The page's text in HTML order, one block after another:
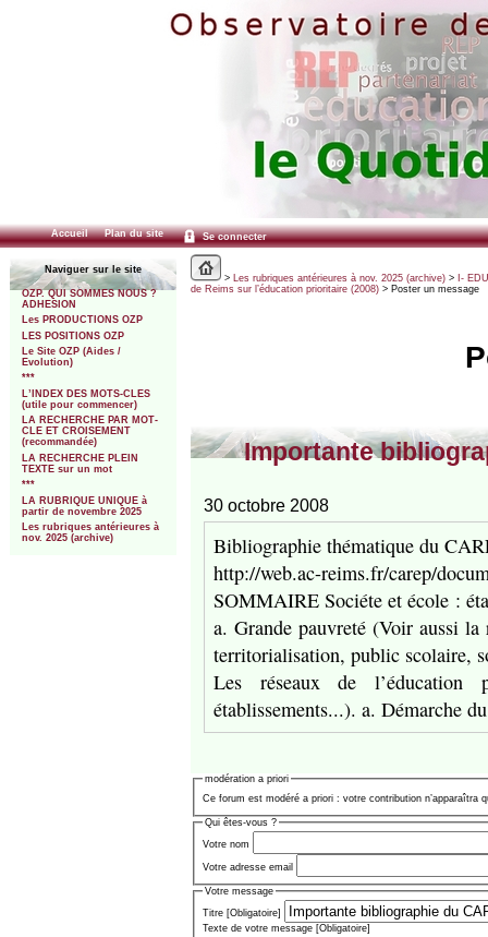
Accueil Plan du site Se connecter
Naviguer sur le site
OZP. QUI SOMMES NOUS ?
ADHESION
Les PRODUCTIONS OZP
LES POSITIONS OZP
Le Site OZP (Aides /
Evolution)
***
L’INDEX DES MOTS-CLES
(utile pour commencer)
LA RECHERCHE PAR MOT-
CLE ET CROISEMENT
(recommandée)
LA RECHERCHE PLEIN
TEXTE sur un mot
***
LA RUBRIQUE UNIQUE à
partir de novembre 2025
Les rubriques antérieures à
nov. 2025 (archive)
> Les rubriques antérieures à nov. 2025 (archive)> I-
de Reims sur l’éducation prioritaire (2008)> Poster un message
Importante
30 octobre 2008
Bibliographie thématique du
http://web.ac-reims.fr/carep/
SOMMAIRE Sociéte et école :
a. Grande pauvreté (Voir aussi
territorialisation, public scolaire,
Les réseaux de l’éducation
établissements...). a. Démarche
modération a priori
Ce forum est modéré a priori : votre contribution n’apparaîtra
Qui êtes-vous ?
Votre nom
Votre adresse email
Votre message
Titre [Obligatoire]
Texte de votre message [Obligatoire]